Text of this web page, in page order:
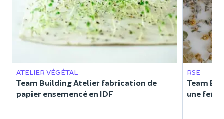
ATELIER VÉGÉTAL
Team Building Atelier fabrication de
papier ensemencé en IDF
RSE
Team
une